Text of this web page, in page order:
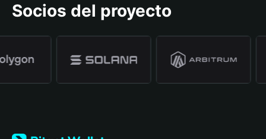
Socios del proyecto